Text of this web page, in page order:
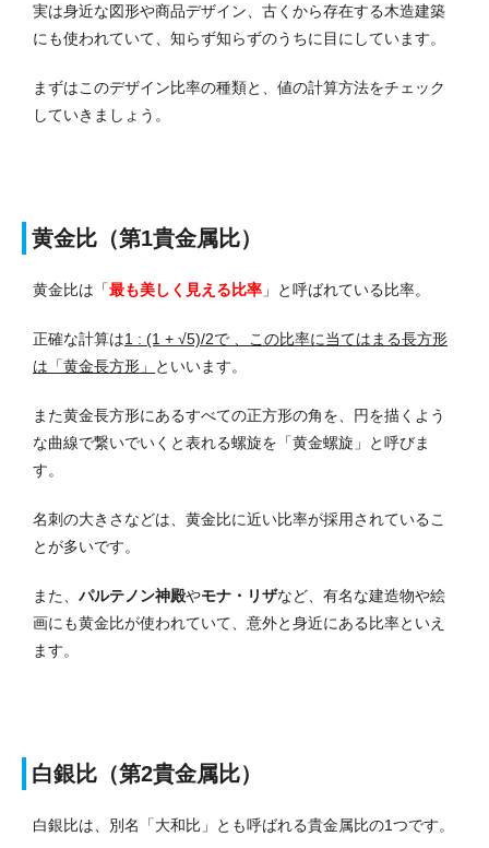
実は身近な図形や商品デザイン、古くから存在する木造建築
にも使われていて、知らず知らずのうちに目にしています。
まずはこのデザイン比率の種類と、値の計算方法をチェック
していきましょう。
黄金比（第1貴金属比）
黄金比は「最も美しく見える比率 」と呼ばれている比率。
正確な計算は1 : (1 + √5)/2で 、この比率に当てはまる長方形
は「黄金長方形」
といいます。
また黄金長方形にあるすべての正方形の角を、円を描くよう
な曲線で繋いでいくと表れる螺旋を「黄金螺旋」と呼びま
す。
名刺の大きさなどは、黄金比に近い比率が採用されているこ
とが多いです。
また、 パルテノン神殿やモナ・リザなど、有名な建造物や絵
画にも黄金比が使われていて、意外と身近にある比率といえ
ます。
白銀比（第2貴金属比）
白銀比は、別名「大和比」とも呼ばれる貴金属比の1つです。